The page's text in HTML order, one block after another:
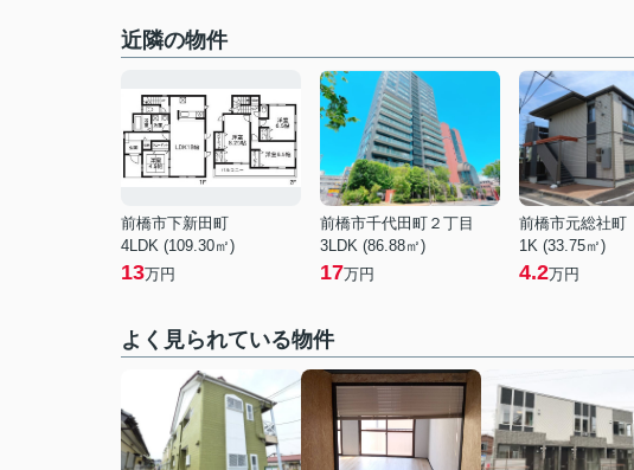
近隣の物件
前橋市下新田町
4LDK (109.30㎡)
13万円
前橋市千代田町２丁目
3LDK (86.88㎡)
17万円
前橋市元総社町
1K (33.75㎡)
4.2万円
よく見られている物件